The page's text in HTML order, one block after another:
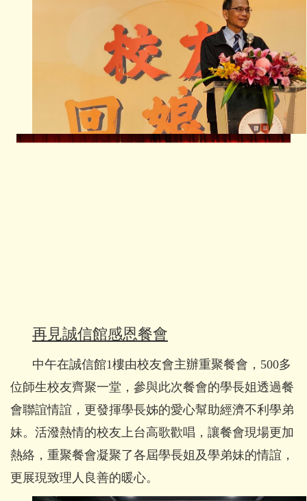
再見誠信館感恩餐會
中午在誠信館1樓由校友會主辦重聚餐會，500多
位師生校友齊聚一堂，參與此次餐會的學長姐透過餐
會聯誼情誼，更發揮學長姊的愛心幫助經濟不利學弟
妹。活潑熱情的校友上台高歌歡唱，讓餐會現場更加
熱絡，重聚餐會凝聚了各屆學長姐及學弟妹的情誼，
更展現致理人良善的暖心。